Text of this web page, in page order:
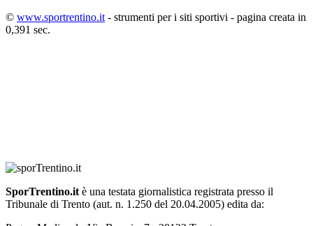
© www.sportrentino.it - strumenti per i siti sportivi - pagina creata in
0,391 sec.
SporTrentino.it è una testata giornalistica registrata presso il
Tribunale di Trento (aut. n. 1.250 del 20.04.2005) edita da: